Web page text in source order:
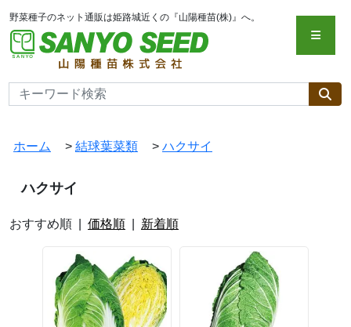
野菜種子のネット通販は姫路城近くの『山陽種苗(株)』へ。
ホーム > 結球葉菜類 > ハクサイ
ハクサイ
おすすめ順 | 価格順 新着順